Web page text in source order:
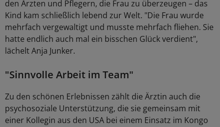
den Ärzten und Pflegern, die Frau zu überzeugen – das
Kind kam schließlich lebend zur Welt. "Die Frau wurde
mehrfach vergewaltigt und musste mehrfach fliehen. Sie
hatte endlich auch mal ein bisschen Glück verdient",
lächelt Anja Junker.
"Sinnvolle Arbeit im Team"
Zu den schönen Erlebnissen zählt die Ärztin auch die
psychosoziale Unterstützung, die sie gemeinsam mit
einer Kollegin aus den USA bei einem Einsatz im Kongo